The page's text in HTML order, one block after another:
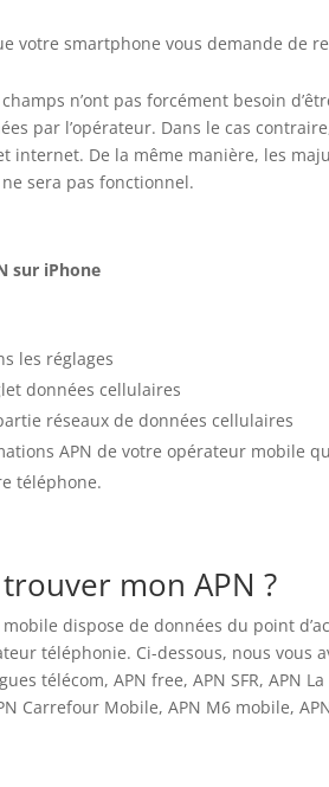
votre smartphone vous demande de
n’ont pas forcément besoin
par l’opérateur. Dans le cas
internet. De la même manière, les
sera pas fonctionnel.
sur iPhone
les réglages
données cellulaires
réseaux de données cellulaires
APN de votre opérateur mobile
téléphone.
mon APN ?
dispose de données du point
téléphonie. Ci-dessous, nous vous
télécom, APN free, APN SFR, APN
Carrefour Mobile, APN M6 mobile,